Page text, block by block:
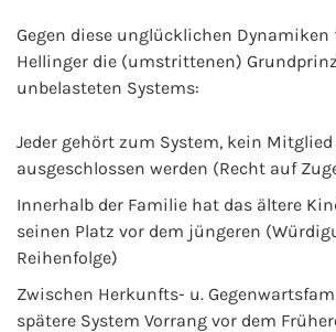
Gegen diese unglücklichen
Hellinger die (umstrittenen)
unbelasteten Systems:
Jeder gehört zum System, kein
ausgeschlossen werden (Recht auf
Innerhalb der Familie hat das ältere
seinen Platz vor dem jüngeren
Reihenfolge)
Zwischen Herkunfts- u.
spätere System Vorrang vor dem